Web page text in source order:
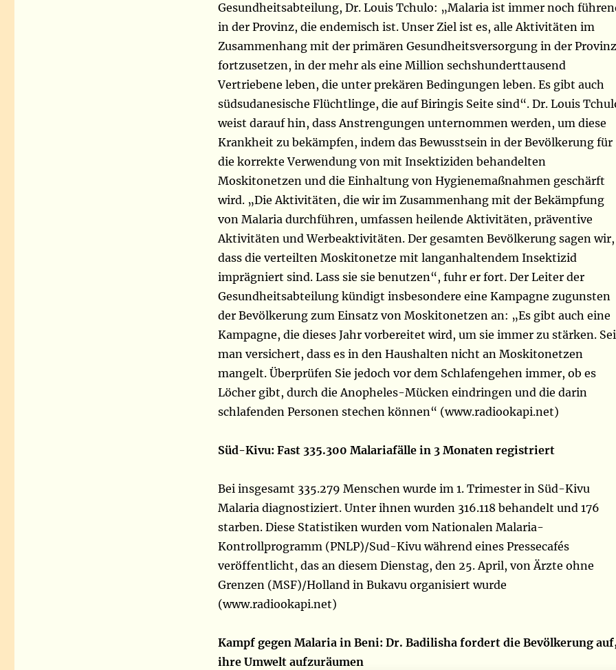
Gesundheitsabteilung, Dr. Louis Tchulo: „Malaria ist immer noch
in der Provinz, die endemisch ist. Unser Ziel ist es, alle Aktivitäten im
Zusammenhang mit der primären Gesundheitsversorgung in der Provinz
fortzusetzen, in der mehr als eine Million sechshunderttausend
Vertriebene leben, die unter prekären Bedingungen leben. Es gibt auch
südsudanesische Flüchtlinge, die auf Biringis Seite sind“. Dr. Louis
weist darauf hin, dass Anstrengungen unternommen werden, um diese
Krankheit zu bekämpfen, indem das Bewusstsein in der Bevölkerung für
die korrekte Verwendung von mit Insektiziden behandelten
Moskitonetzen und die Einhaltung von Hygienemaßnahmen geschärft
wird. „Die Aktivitäten, die wir im Zusammenhang mit der Bekämpfung
von Malaria durchführen, umfassen heilende Aktivitäten, präventive
Aktivitäten und Werbeaktivitäten. Der gesamten Bevölkerung sagen wir,
dass die verteilten Moskitonetze mit langanhaltendem Insektizid
imprägniert sind. Lass sie sie benutzen“, fuhr er fort. Der Leiter der
Gesundheitsabteilung kündigt insbesondere eine Kampagne zugunsten
der Bevölkerung zum Einsatz von Moskitonetzen an: „Es gibt auch eine
Kampagne, die dieses Jahr vorbereitet wird, um sie immer zu stärken. Sei
man versichert, dass es in den Haushalten nicht an Moskitonetzen
mangelt. Überprüfen Sie jedoch vor dem Schlafengehen immer, ob es
Löcher gibt, durch die Anopheles-Mücken eindringen und die darin
schlafenden Personen stechen können“ (www.radiookapi.net)
Süd-Kivu: Fast 335.300 Malariafälle in 3 Monaten registriert
Bei insgesamt 335.279 Menschen wurde im 1. Trimester in Süd-Kivu
Malaria diagnostiziert. Unter ihnen wurden 316.118 behandelt und 176
starben. Diese Statistiken wurden vom Nationalen Malaria-
Kontrollprogramm (PNLP)/Sud-Kivu während eines Pressecafés
veröffentlicht, das an diesem Dienstag, den 25. April, von Ärzte ohne
Grenzen (MSF)/Holland in Bukavu organisiert wurde
(www.radiookapi.net)
Kampf gegen Malaria in Beni: Dr. Badilisha fordert die Bevölkerung
ihre Umwelt aufzuräumen